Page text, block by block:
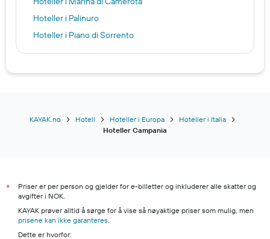
Hoteller i Palinuro
Hoteller i Piano di Sorrento
Hoteller i Pozzuoli
Hosteller i Ischia
Hosteller i Sorrento
Hosteller i Capri
Hosteller i Pompeii
KAYAK.no Hotell Hoteller i Europa
Hoteller i Italia
Hoteller Campania
*
Priser er per person og gjelder for e-billetter og inkluderer alle skatter og
avgifter i NOK.
KAYAK prøver alltid å sørge for å vise så nøyaktige priser som mulig, men
prisene kan ikke garanteres.
Dette er hvorfor: